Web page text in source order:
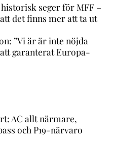
seger för MFF –
det finns mer att ta ut
”Vi är är inte nöjda
garanterat Europa-
AC allt närmare,
och P19-närvaro